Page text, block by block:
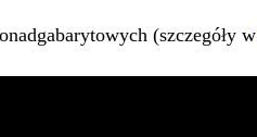
(szczegóły w